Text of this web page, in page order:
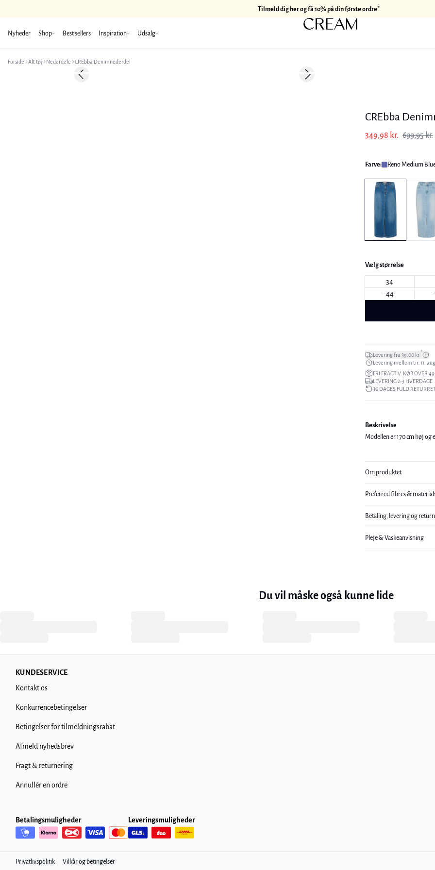
Tilmeld dig her og få 10% på din første ordre*
Nyheder Shop Best sellers Inspiration Udsalg
Forside Alt tøj Nederdele CREbba Denimnederdel
-50%Previous slide Next slide
CREbba
349,98 kr. 699,95 kr.
Farve: Reno Medium
Vælg størrelse
34
44
Levering fra 39,00 kr.*
Levering mellem tir. 11.
FRI FRAGT V. KØB OVER
LEVERING 2-3 HVERDAGE
30 DAGES FULD
Beskrivelse
Modellen er 170 cm høj og
Om produktet
Preferred fibres &
Betaling, levering og
Pleje & Vaskeanvisning
Du vil måske også kunne lide
KUNDESERVICE
Kontakt os
Konkurrencebetingelser
Betingelser for tilmeldningsrabat
Afmeld nyhedsbrev
Fragt & returnering
Annullér en ordre
Betalingsmuligheder Leveringsmuligheder
Privatlivspolitik Vilkår og betingelser